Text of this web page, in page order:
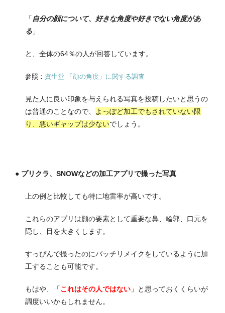
「 自分の顔について、好きな角度や好きでない角度があ
る 」
と、全体の64％の人が回答しています。
参照： 資生堂 「顔の角度」に関する調査
見た人に良い印象を与えられる写真を投稿したいと思うの
は普通のことなので、
よっぽど加工でもされていない限
り、悪いギャップは少ないでしょう。
● プリクラ、SNOWなどの加工アプリで撮った写真
上の例と比較しても特に地雷率が高いです。
これらのアプリは顔の要素として重要な鼻、輪郭、口元を
隠し、目を大きくします。
すっぴんで撮ったのにバッチリメイクをしているように加
工することも可能です。
もはや、「これはその人ではない 」と思っておくくらいが
調度いいかもしれません。